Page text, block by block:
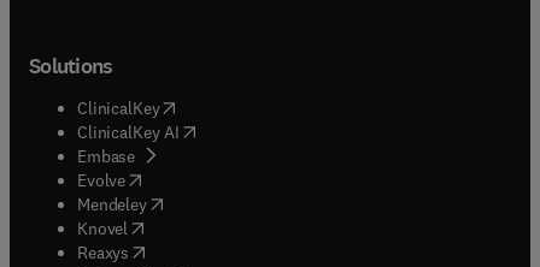
Solutions
ClinicalKey(opens in new tab/window
ClinicalKey AI opens in new tab/window
Embase( opens in new tab/window
Evolve(opens in new tab/window
Mendeley( opens in new tab/window
Knovel (opens in new tab/window
Reaxys (opens in new tab/window